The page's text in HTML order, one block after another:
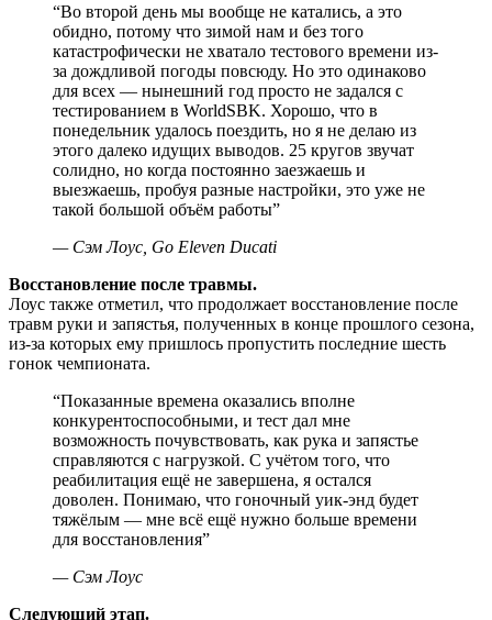
“Во второй день мы вообще не катались, а это
обидно, потому что зимой нам и без того
катастрофически не хватало тестового времени из-
за дождливой погоды повсюду. Но это одинаково
для всех — нынешний год просто не задался с
тестированием в WorldSBK. Хорошо, что в
понедельник удалось поездить, но я не делаю из
этого далеко идущих выводов. 25 кругов звучат
солидно, но когда постоянно заезжаешь и
выезжаешь, пробуя разные настройки, это уже не
такой большой объём работы”
— Сэм Лоус, Go Eleven Ducati
Восстановление после травмы.
Лоус также отметил, что продолжает восстановление после
травм руки и запястья, полученных в конце прошлого сезона,
из-за которых ему пришлось пропустить последние шесть
гонок чемпионата.
“Показанные времена оказались вполне
конкурентоспособными, и тест дал мне
возможность почувствовать, как рука и запястье
справляются с нагрузкой. С учётом того, что
реабилитация ещё не завершена, я остался
доволен. Понимаю, что гоночный уик-энд будет
тяжёлым — мне всё ещё нужно больше времени
для восстановления”
— Сэм Лоус
Следующий этап.